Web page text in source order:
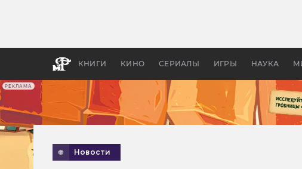
РЕКЛАМА
КНИГИ КИНО СЕРИАЛЫ ИГРЫ НАУКА
Новости